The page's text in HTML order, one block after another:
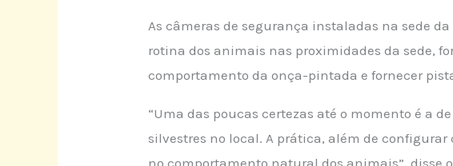
As câmeras de segurança instaladas na sede
rotina dos animais nas proximidades da sede,
comportamento da onça-pintada e fornecer
“Uma das poucas certezas até o momento é a
silvestres no local. A prática, além de
no comportamento natural dos animais”, disse